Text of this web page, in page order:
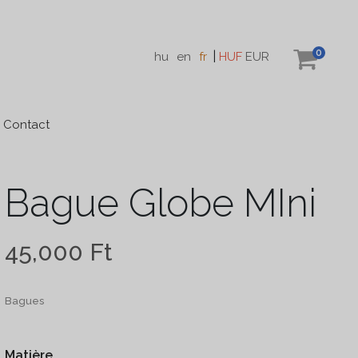
hu en fr HUF EUR 0
Contact
Bague Globe MIni
45,000 Ft
Bagues